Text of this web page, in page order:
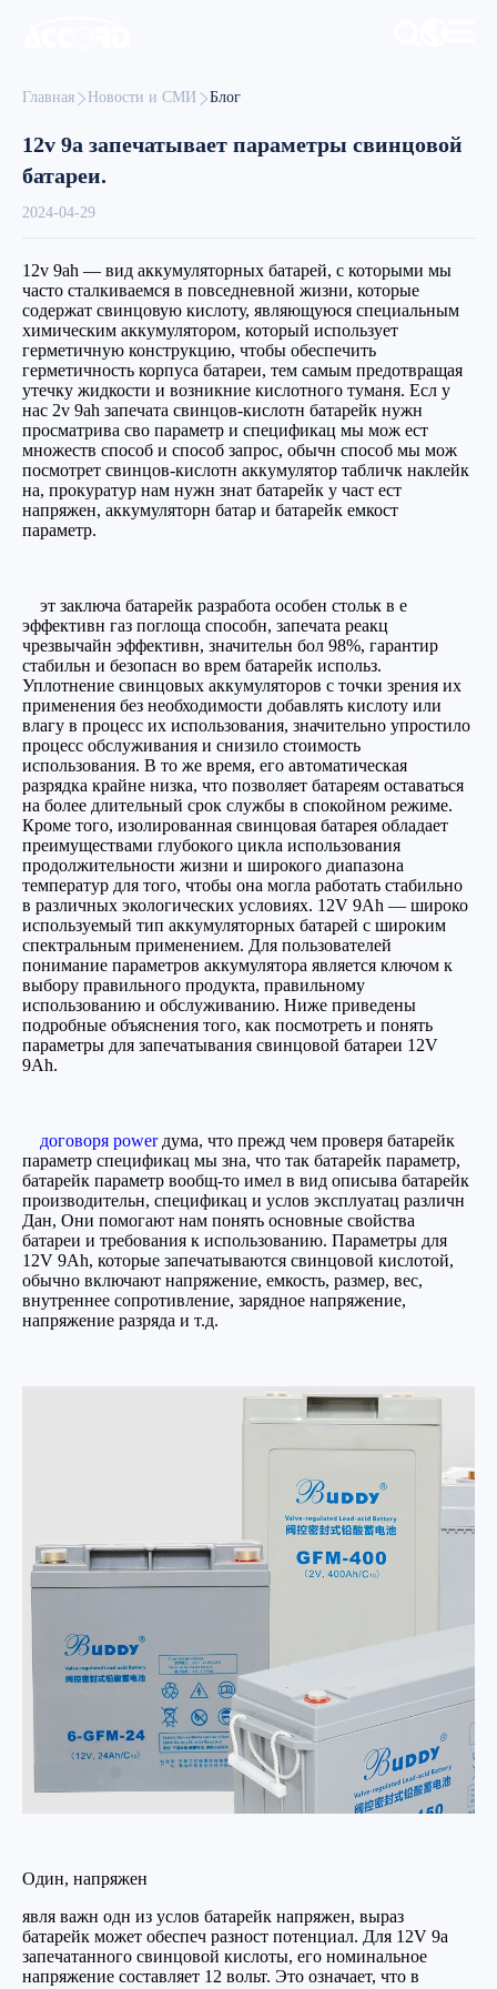
Главная Новости и СМИ Блог
12v 9a запечатывает параметры свинцовой
батареи.
2024-04-29
12v 9ah — вид аккумуляторных батарей, с которыми мы
часто сталкиваемся в повседневной жизни, которые
содержат свинцовую кислоту, являющуюся специальным
химическим аккумулятором, который использует
герметичную конструкцию, чтобы обеспечить
герметичность корпуса батареи, тем самым предотвращая
утечку жидкости и возникние кислотного туманя. Есл у
нас 2v 9ah запечата свинцов-кислотн батарейк нужн
просматрива сво параметр и спецификац мы мож ест
множеств способ и способ запрос, обычн способ мы мож
посмотрет свинцов-кислотн аккумулятор табличк наклейк
на, прокуратур нам нужн знат батарейк у част ест
напряжен, аккумуляторн батар и батарейк емкост
параметр.
эт заключа батарейк разработа особен стольк в е
эффективн газ поглоща способн, запечата реакц
чрезвычайн эффективн, значительн бол 98%, гарантир
стабильн и безопасн во врем батарейк использ.
Уплотнение свинцовых аккумуляторов с точки зрения их
применения без необходимости добавлять кислоту или
влагу в процесс их использования, значительно упростило
процесс обслуживания и снизило стоимость
использования. В то же время, его автоматическая
разрядка крайне низка, что позволяет батареям оставаться
на более длительный срок службы в спокойном режиме.
Кроме того, изолированная свинцовая батарея обладает
преимуществами глубокого цикла использования
продолжительности жизни и широкого диапазона
температур для того, чтобы она могла работать стабильно
в различных экологических условиях. 12V 9Ah — широко
используемый тип аккумуляторных батарей с широким
спектральным применением. Для пользователей
понимание параметров аккумулятора является ключом к
выбору правильного продукта, правильному
использованию и обслуживанию. Ниже приведены
подробные объяснения того, как посмотреть и понять
параметры для запечатывания свинцовой батареи 12V
9Ah.
договоря power дума, что прежд чем проверя батарейк
параметр спецификац мы зна, что так батарейк параметр,
батарейк параметр вообщ-то имел в вид описыва батарейк
производительн, спецификац и услов эксплуатац различн
Дан, Они помогают нам понять основные свойства
батареи и требования к использованию. Параметры для
12V 9Ah, которые запечатываются свинцовой кислотой,
обычно включают напряжение, емкость, размер, вес,
внутреннее сопротивление, зарядное напряжение,
напряжение разряда и т.д.
Один, напряжен
явля важн одн из услов батарейк напряжен, выраз
батарейк может обеспеч разност потенциал. Для 12V 9a
запечатанного свинцовой кислоты, его номинальное
напряжение составляет 12 вольт. Это означает, что в